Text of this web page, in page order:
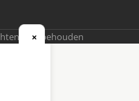
voorbehouden
×